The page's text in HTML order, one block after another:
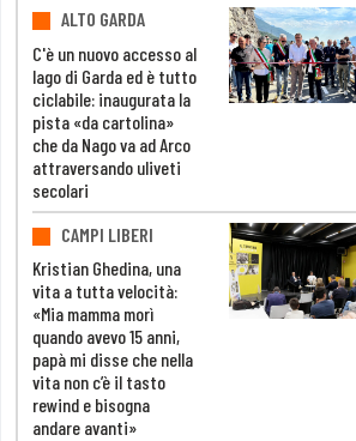
ALTO GARDA
C'è un nuovo accesso al
lago di Garda ed è tutto
ciclabile: inaugurata la
pista «da cartolina»
che da Nago va ad Arco
attraversando uliveti
secolari
CAMPI LIBERI
Kristian Ghedina, una
vita a tutta velocità:
«Mia mamma morì
quando avevo 15 anni,
papà mi disse che nella
vita non c’è il tasto
rewind e bisogna
andare avanti»